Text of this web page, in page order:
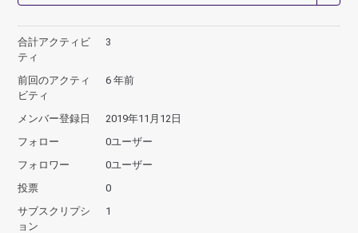
合計アクティビ
ティ
3
前回のアクティ
ビティ
6 年前
メンバー登録日
2019年11月12日
フォロー
0ユーザー
フォロワー
0ユーザー
投票
0
サブスクリプシ
ョン
1